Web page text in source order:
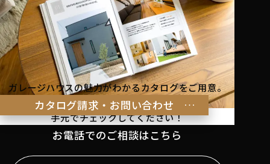
カタログ請求・お問い合わせ
ガレージハウスの魅力がわかるカタログをご用意。
理想の暮らしのヒントを
手元でチェックしてください！
お電話でのご相談はこちら